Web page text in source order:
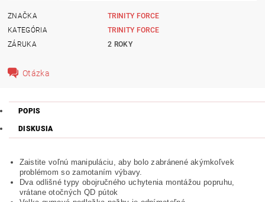
ZNAČKA
TRINITY FORCE
KATEGÓRIA
TRINITY FORCE
ZÁRUKA
2 ROKY
Otázka
POPIS
DISKUSIA
Zaistite voľnú manipuláciu, aby bolo zabránené akýmkoľvek
problémom so zamotaním výbavy.
Dva odlišné typy obojručného uchytenia montážou popruhu,
vrátane otočných QD pútok